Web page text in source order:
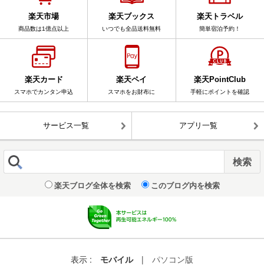
楽天市場
商品数は1億点以上
楽天ブックス
いつでも全品送料無料
楽天トラベル
簡単宿泊予約！
楽天カード
スマホでカンタン申込
楽天ペイ
スマホをお財布に
楽天PointClub
手軽にポイントを確認
サービス一覧 アプリ一覧
楽天ブログ全体を検索 このブログ内を検索
表示 : モバイル | パソコン版